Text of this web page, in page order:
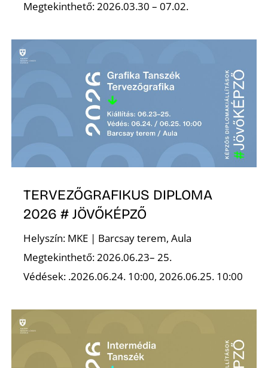
Megtekinthető: 2026.03.30 – 07.02.
TERVEZŐGRAFIKUS DIPLOMA
2026 # JÖVŐKÉPZŐ
Helyszín: MKE | Barcsay terem, Aula
Megtekinthető: 2026.06.23– 25.
Védések: .2026.06.24. 10:00, 2026.06.25. 10:00